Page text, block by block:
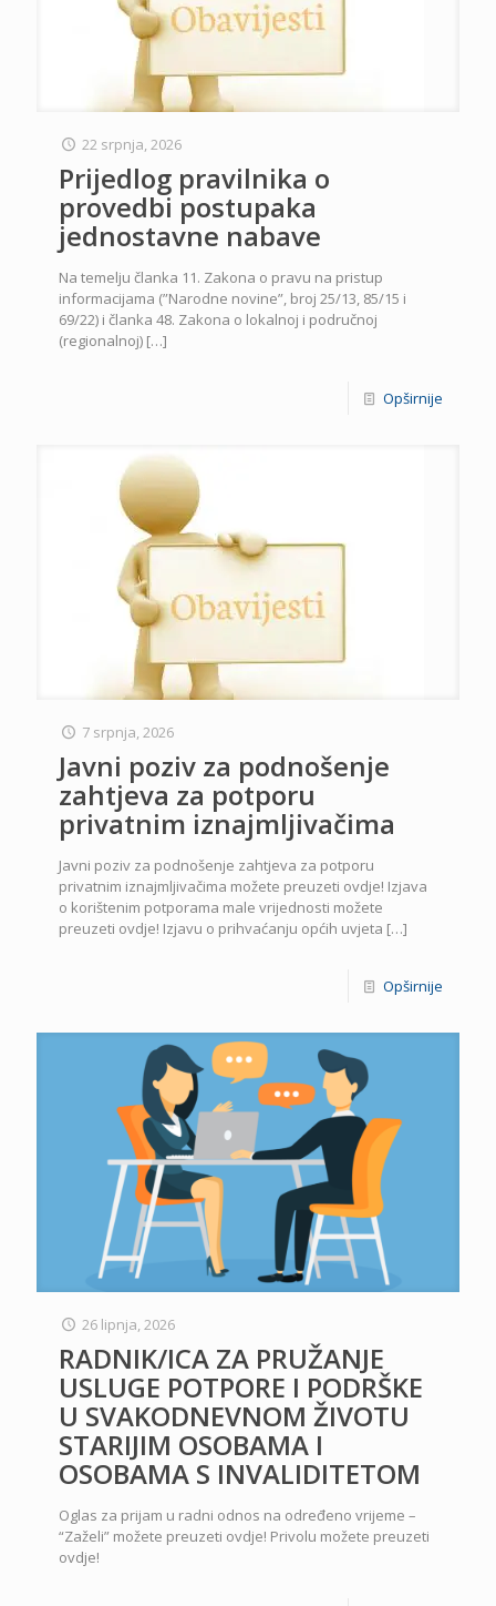
22 srpnja, 2026
Prijedlog pravilnika o
provedbi postupaka
jednostavne nabave
Na temelju članka 11. Zakona o pravu na pristup
informacijama (”Narodne novine”, broj 25/13, 85/15 i
69/22) i članka 48. Zakona o lokalnoj i područnoj
(regionalnoj) […]
Opširnije
7 srpnja, 2026
Javni poziv za podnošenje
zahtjeva za potporu
privatnim iznajmljivačima
Javni poziv za podnošenje zahtjeva za potporu
privatnim iznajmljivačima možete preuzeti ovdje! Izjava
o korištenim potporama male vrijednosti možete
preuzeti ovdje! Izjavu o prihvaćanju općih uvjeta […]
Opširnije
26 lipnja, 2026
RADNIK/ICA ZA PRUŽANJE
USLUGE POTPORE I PODRŠKE
U SVAKODNEVNOM ŽIVOTU
STARIJIM OSOBAMA I
OSOBAMA S INVALIDITETOM
Oglas za prijam u radni odnos na određeno vrijeme –
“Zaželi” možete preuzeti ovdje! Privolu možete preuzeti
ovdje!